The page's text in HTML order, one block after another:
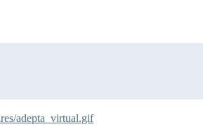
adepta_virtual.gif